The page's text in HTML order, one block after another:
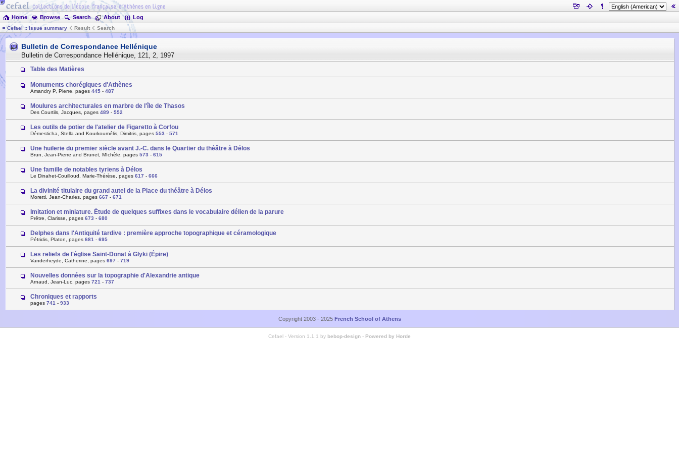
Home Browse Search About Log
Cefael :: Issue summary Result Search
Bulletin de Correspondance Hellénique
Bulletin de Correspondance Hellénique, 121, 2, 1997
Table des Matières
Monuments chorégiques d'Athènes
Amandry P, Pierre, pages 445 - 487
Moulures architecturales en marbre de l'île de Thasos
Des Courtils, Jacques, pages 489 - 552
Les outils de potier de l'atelier de Figaretto à Corfou
Démesticha, Stella and Kourkoumélis, Dimitris, pages 553 - 571
Une huilerie du premier siècle avant J.-C. dans le Quartier du théâtre à Délos
Brun, Jean-Pierre and Brunet, MIchèle, pages 573 - 615
Une famille de notables tyriens à Délos
Le Dinahet-Couilloud, Marie-Thérèse, pages 617 - 666
La divinité titulaire du grand autel de la Place du théâtre à Délos
Moretti, Jean-Charles, pages 667 - 671
Imitation et miniature. Étude de quelques suffixes dans le vocabulaire délien de la parure
Prêtre, Clarisse, pages 673 - 680
Delphes dans l'Antiquité tardive : première approche topographique et céramologique
Pétridis, Platon, pages 681 - 695
Les reliefs de l'église Saint-Donat à Glyki (Épire)
Vanderheyde, Catherine, pages 697 - 719
Nouvelles données sur la topographie d'Alexandrie antique
Arnaud, Jean-Luc, pages 721 - 737
Chroniques et rapports
pages 741 - 933
Copyright 2003 - 2025 French School of Athens
Cefael - Version 1.1.1 by bebop-design - Powered by Horde